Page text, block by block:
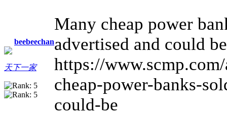
beebeechan
天下一家
Many cheap power
advertised and could
https://
cheap-power-banks-
could-be